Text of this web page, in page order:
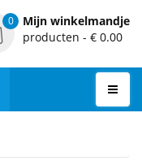
0
Mijn winkelmandje
producten - € 0.00